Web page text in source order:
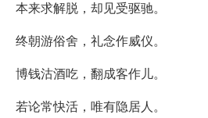
本来求解脱，却见受驱驰。
终朝游俗舍，礼念作威仪。
博钱沽酒吃，翻成客作儿。
若论常快活，唯有隐居人。